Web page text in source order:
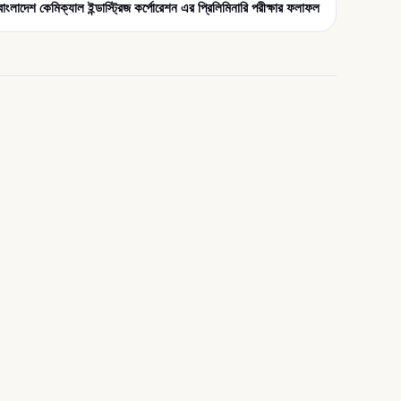
কেমিক্যাল ইন্ডাস্ট্রিজ কর্পোরেশন এর প্রিলিমিনারি পরীক্ষার ফলাফল